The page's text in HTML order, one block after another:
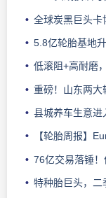
全球炭黑巨头卡
5.8亿轮胎基地
低滚阻+高耐磨
重磅！山东两大
县城养车生意进
【轮胎周报】Euro 7法规将至
76亿交易落锤
特种胎巨头，二